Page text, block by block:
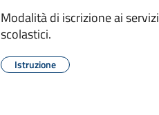
Modalità di iscrizione ai servizi
scolastici.
Istruzione